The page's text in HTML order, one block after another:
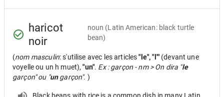
haricot
noir
noun (Latin American: black turtle
bean)
(nom masculin: s'utilise avec les articles"le", "l'" (devant une
voyelle ou un h muet),"un". Ex : garçon - nm > On dira "le
garçon" ou "ungarçon". )
Black beans with rice is a common dish in many Latin